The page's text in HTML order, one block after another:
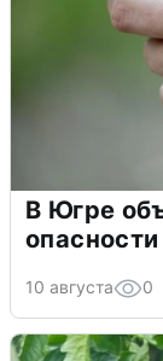
В Югре
опасности
10 августа 0